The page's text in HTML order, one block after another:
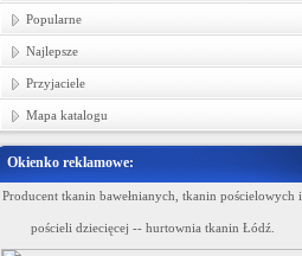
Popularne
Najlepsze
Przyjaciele
Mapa katalogu
Okienko reklamowe:
Producent tkanin bawełnianych, tkanin pościelowych i
pościeli dziecięcej -- hurtownia tkanin Łódź.